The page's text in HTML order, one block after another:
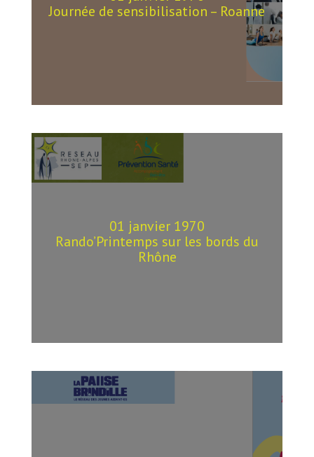
Journée de sensibilisation – Roanne
01 janvier 1970
Rando’Printemps sur les bords du
Rhône